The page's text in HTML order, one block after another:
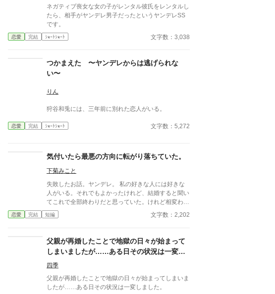
ネガティブ喪女な女の子がレンタル彼氏をレンタルし
たら、相手がヤンデレ男子だったというヤンデレSS
です。
恋愛 完結 ｼｮｰﾄｼｮｰﾄ 文字数：3,038
つかまえた 〜ヤンデレからは逃げられな
い〜
りん
狩谷和兎には、三年前に別れた恋人がいる。
恋愛 完結 ｼｮｰﾄｼｮｰﾄ 文字数：5,272
気付いたら最悪の方向に転がり落ちていた。
下菊みこと
失敗したお話。ヤンデレ。 私の好きな人には好きな
人がいる。それでもよかったけれど、結婚すると聞い
てこれで全部終わりだと思っていた。けれど相変わら
ず彼は私を呼び出す。そして、結婚式について相談し
てくる。一体どうして？ 小説家になろう様でも投稿
恋愛 完結 短編 文字数：2,202
父親が再婚したことで地獄の日々が始まって
しまいましたが……ある日その状況は一変し
ました。
四季
父親が再婚したことで地獄の日々が始まってしまいま
したが……ある日その状況は一変しました。